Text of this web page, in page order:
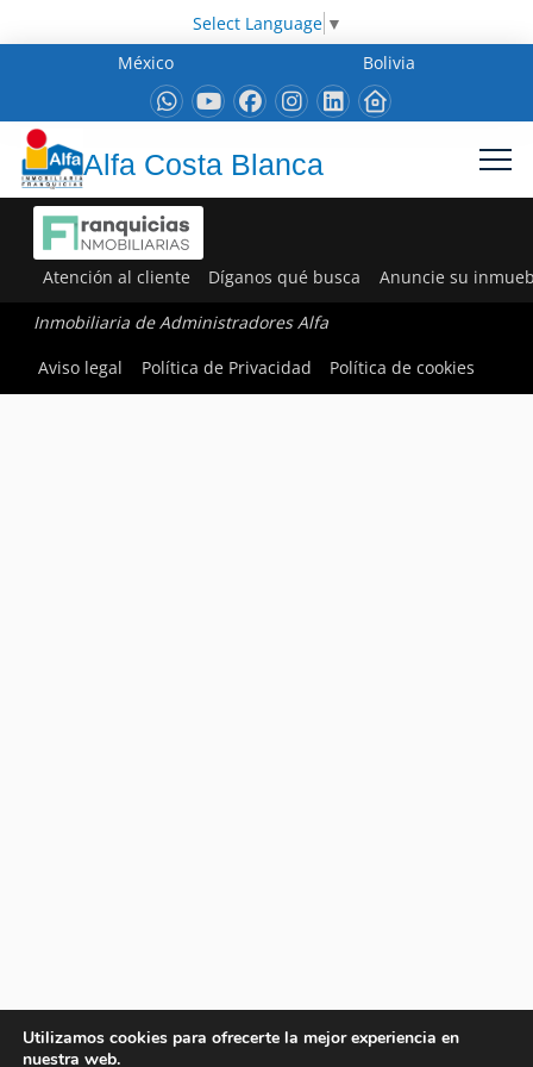
Select Language ▼
México
Bolivia
Alfa Costa Blanca
Atención al cliente Díganos qué busca Anuncie su
Inmobiliaria de Administradores Alfa
Aviso legal
Política de Privacidad Política de cookies
Utilizamos cookies para ofrecerte la mejor experiencia en
nuestra web.